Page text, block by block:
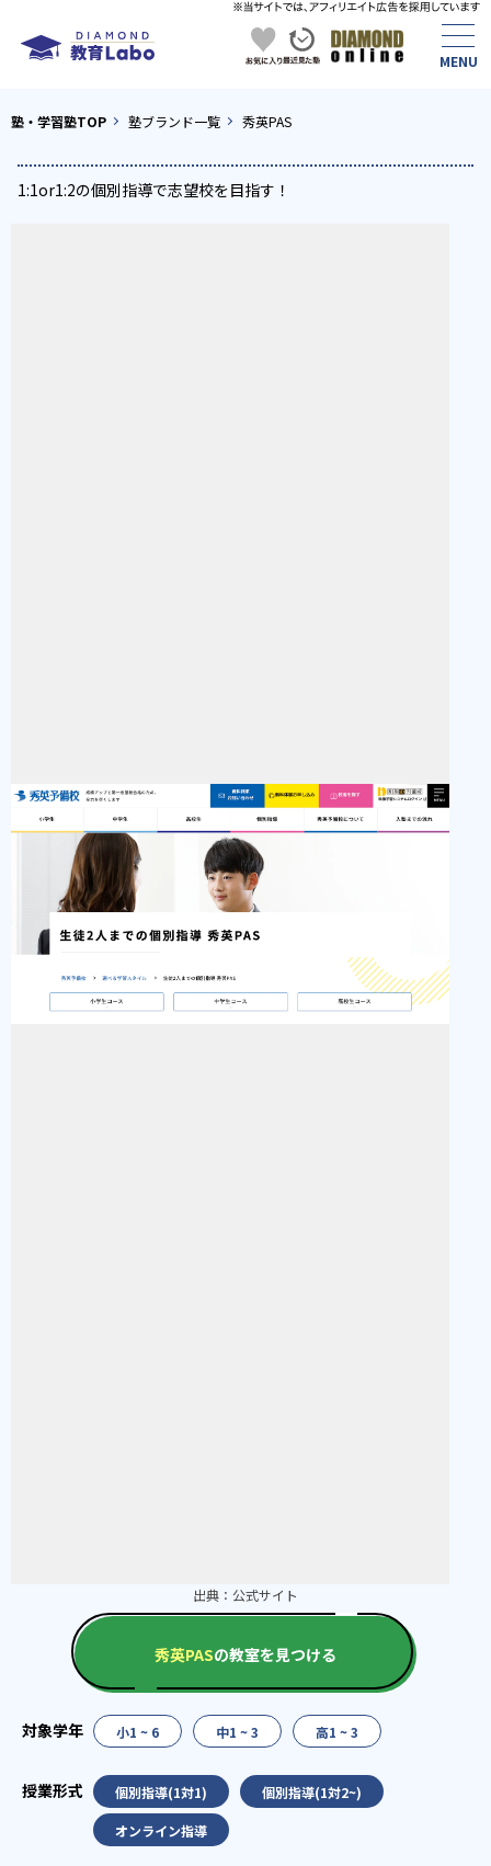
塾・学習塾TOP 塾ブランド一覧 秀英PAS
1:1or1:2の個別指導で志望校を目指す！
出典： 公式サイト
秀英PASの教室を見つける
小1 ~ 6 中1 ~ 3 高1 ~ 3
個別指導(1対1) 個別指導(1対2~)
オンライン指導